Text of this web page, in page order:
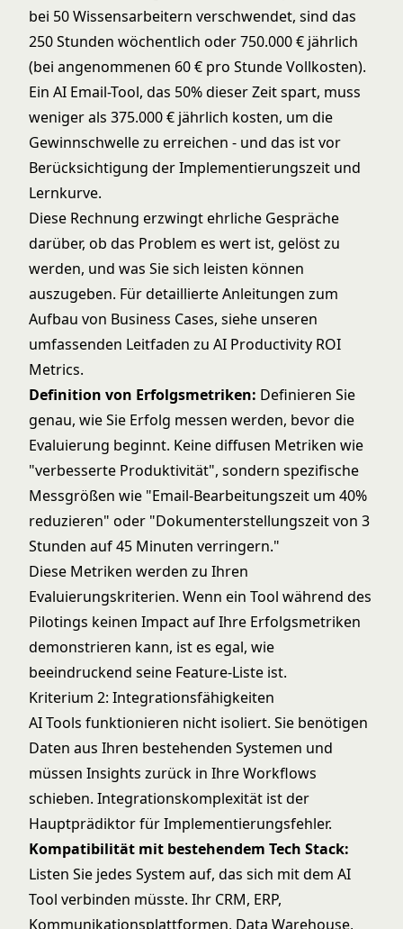
bei 50 Wissensarbeitern verschwendet, sind das
250 Stunden wöchentlich oder 750.000 € jährlich
(bei angenommenen 60 € pro Stunde Vollkosten).
Ein AI Email-Tool, das 50% dieser Zeit spart, muss
weniger als 375.000 € jährlich kosten, um die
Gewinnschwelle zu erreichen - und das ist vor
Berücksichtigung der Implementierungszeit und
Lernkurve.
Diese Rechnung erzwingt ehrliche Gespräche
darüber, ob das Problem es wert ist, gelöst zu
werden, und was Sie sich leisten können
auszugeben. Für detaillierte Anleitungen zum
Aufbau von Business Cases, siehe unseren
umfassenden Leitfaden zu AI Productivity ROI
Metrics.
Definition von Erfolgsmetriken: Definieren Sie
genau, wie Sie Erfolg messen werden, bevor die
Evaluierung beginnt. Keine diffusen Metriken wie
"verbesserte Produktivität", sondern spezifische
Messgrößen wie "Email-Bearbeitungszeit um 40%
reduzieren" oder "Dokumenterstellungszeit von 3
Stunden auf 45 Minuten verringern."
Diese Metriken werden zu Ihren
Evaluierungskriterien. Wenn ein Tool während des
Pilotings keinen Impact auf Ihre Erfolgsmetriken
demonstrieren kann, ist es egal, wie
beeindruckend seine Feature-Liste ist.
Kriterium 2: Integrationsfähigkeiten
AI Tools funktionieren nicht isoliert. Sie benötigen
Daten aus Ihren bestehenden Systemen und
müssen Insights zurück in Ihre Workflows
schieben. Integrationskomplexität ist der
Hauptprädiktor für Implementierungsfehler.
Kompatibilität mit bestehendem Tech Stack:
Listen Sie jedes System auf, das sich mit dem AI
Tool verbinden müsste. Ihr CRM, ERP,
Kommunikationsplattformen, Data Warehouse,